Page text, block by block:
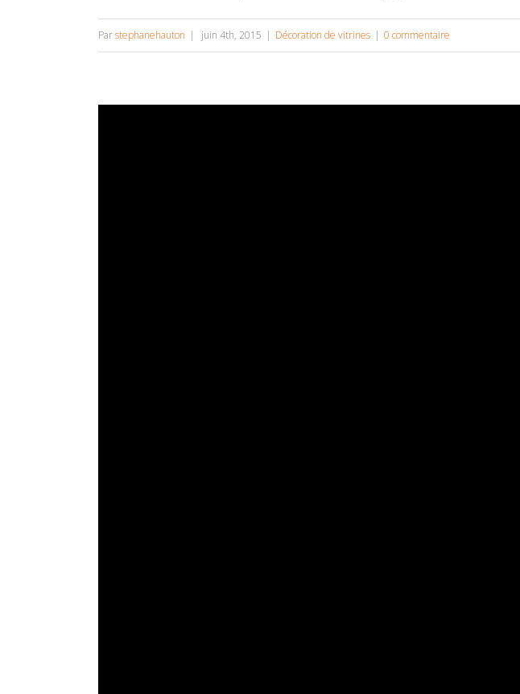
Parstephanehauton | juin 4th, 2015 | Décoration de vitrines | 0 commentaire